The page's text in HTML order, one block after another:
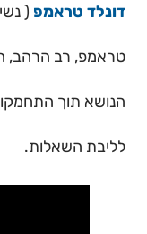
דונלד טראמפ
טראמפ, רב הרהב,
הנושא תוך
לליבת השאלות.